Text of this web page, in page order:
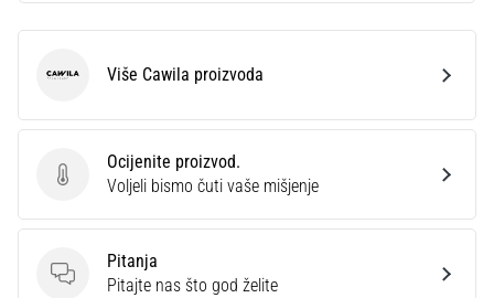
Ocijenite proizvod.
Ocijenite proizvod.
Voljeli bismo čuti vaše mišjenje
Pitanja
Pitanja
Pitajte nas što god želite
Cawila Više Cawila proizvoda